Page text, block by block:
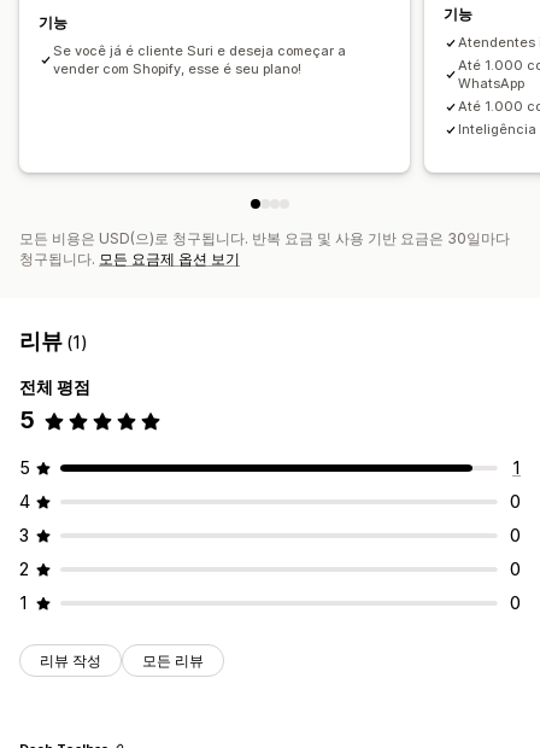
기능
Se você já é cliente Suri e deseja começar a
vender com Shopify, esse é seu plano!
기능
Atendentes
Até 1.000
WhatsApp
Até 1.000
모든 비용은 USD(으)로 청구됩니다. 반복 요금 및 사용 기반 요금은 30일마다
청구됩니다. 모든 요금제 옵션 보기
리뷰 (1)
전체 평점
5
5
1
4
0
3
0
2
0
1
0
리뷰 작성 모든 리뷰